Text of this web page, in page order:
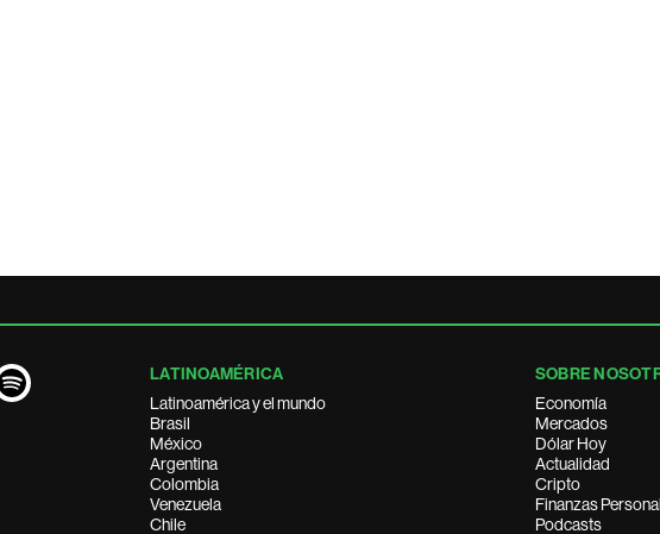
LATINOAMÉRICA
Latinoamérica y el mundo
Brasil
México
Argentina
Colombia
Venezuela
Chile
SOBRE
Economía
Mercados
Dólar Hoy
Actualidad
Cripto
Finanzas
Podcasts